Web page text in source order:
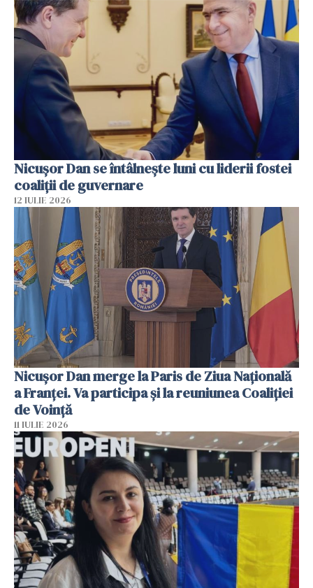
Nicuşor Dan se întâlnește luni cu liderii fostei
coaliţii de guvernare
12 IULIE 2026
Nicuşor Dan merge la Paris de Ziua Naţională
a Franţei. Va participa şi la reuniunea Coaliţiei
de Voinţă
11 IULIE 2026